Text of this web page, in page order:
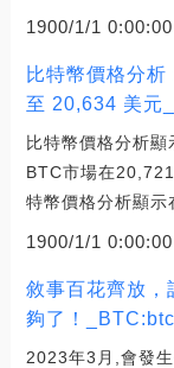
1900/1/1 0:00:00
比特幣價格分
至 20,634 美元
比特幣價格分析
BTC市場在
特幣價格分析顯示
1900/1/1 0:00:00
敘事百花齊放，
夠了！
2023年3月,會發